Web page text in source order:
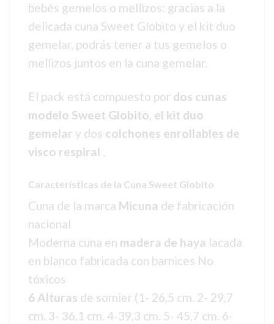
bebés gemelos o mellizos: gracias a la
delicada cuna Sweet Globito y el kit duo
gemelar, podrás tener a tus gemelos o
mellizos juntos en la cuna gemelar.
El pack está compuesto por dos cunas
modelo Sweet Globito, el kit duo
gemelar y dos colchones enrollables de
visco respiral .
Características de la Cuna Sweet Globito
Cuna de la marca Micuna de fabricación
nacional
Moderna cuna en madera de haya lacada
en blanco fabricada con barnices No
tóxicos
6 Alturas de somier (1- 26,5 cm. 2- 29,7
cm. 3- 36,1 cm. 4-39,3 cm. 5- 45,7 cm. 6-